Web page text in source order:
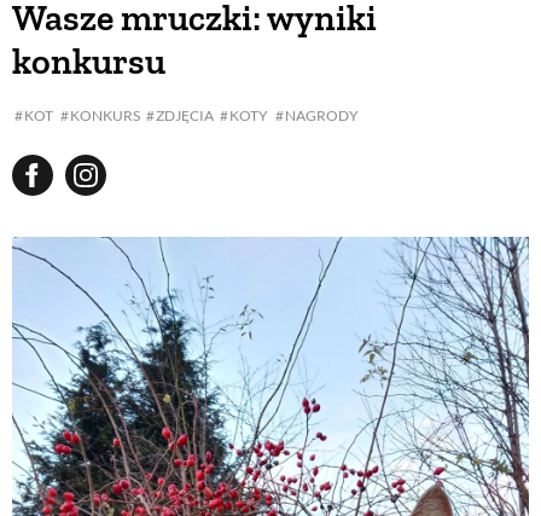
Wasze mruczki: wyniki
konkursu
KOT KONKURS ZDJĘCIA KOTY NAGRODY
ROŚLINY OGRODOWE
PORADY
ZIELEŃ W DOMU